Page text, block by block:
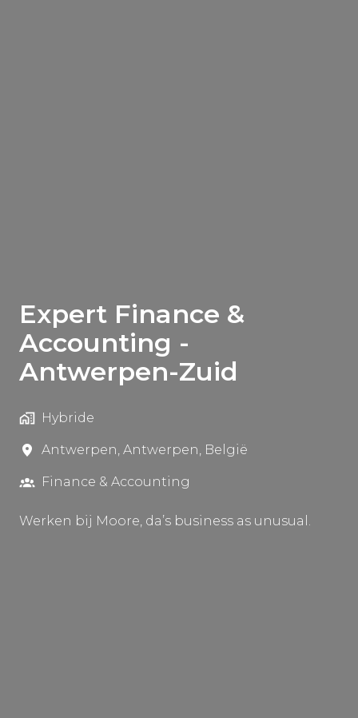
Expert Finance &
Accounting -
Antwerpen-Zuid
Hybride
Antwerpen, Antwerpen, België
Finance & Accounting
Werken bij Moore, da’s business as unusual.